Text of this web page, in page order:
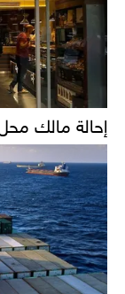
إحالة مالك محل